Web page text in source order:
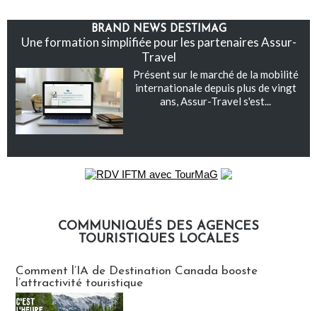
BRAND NEWS DESTIMAG
Une formation simplifiée pour les partenaires Assur-
Travel
Présent sur le marché de la mobilité
internationale depuis plus de vingt
ans, Assur-Travel s'est...
COMMUNIQUÉS DES AGENCES
TOURISTIQUES LOCALES
Comment l’IA de Destination Canada booste
l’attractivité touristique